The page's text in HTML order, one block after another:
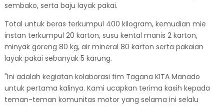
sembako, serta baju layak pakai.
Total untuk beras terkumpul 400 kilogram, kemudian mie
instan terkumpul 20 karton, susu kental manis 2 karton,
minyak goreng 80 kg, air mineral 80 karton serta pakaian
layak pakai sebanyak 5 karung.
"Ini adalah kegiatan kolaborasi tim Tagana KITA Manado
untuk pertama kalinya. Kami ucapkan terima kasih kepada
teman-teman komunitas motor yang selama ini selalu